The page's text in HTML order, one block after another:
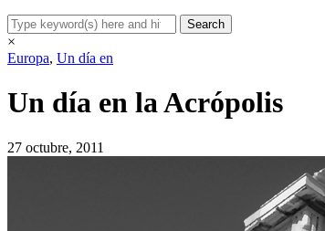
×
Europa, Un día en
Un día en la Acrópolis
27 octubre, 2011